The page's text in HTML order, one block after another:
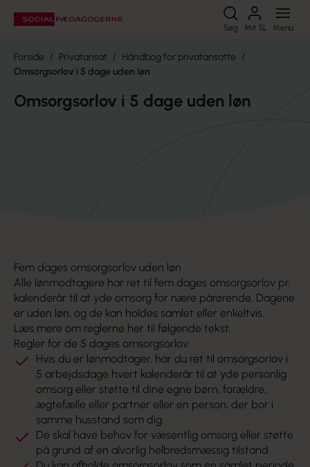
Søg Mit SL Menu
Søg
Forside Privatansat
Håndbog for privatansatte
Omsorgsorlov i 5 dage uden løn
Omsorgsorlov i 5 dage uden løn
Fem dages omsorgsorlov uden løn
Alle lønmodtagere har ret til fem dages omsorgsorlov pr.
kalenderår til at yde omsorg for nære pårørende. Dagene
er uden løn, og de kan holdes samlet eller enkeltvis.
Læs mere om reglerne her til følgende tekst:
Regler for de 5 dages omsorgsorlov
Hvis du er lønmodtager, har du ret til omsorgsorlov i
5 arbejdsdage hvert kalenderår til at yde personlig
omsorg eller støtte til dine egne børn, forældre,
ægtefælle eller partner eller en person, der bor i
samme husstand som dig.
De skal have behov for væsentlig omsorg eller støtte
på grund af en alvorlig helbredsmæssig tilstand.